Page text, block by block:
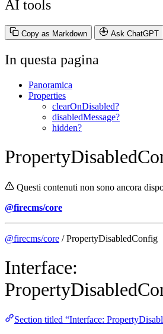
AI tools
Copy as Markdown Ask ChatGPT
In questa pagina
Panoramica
Properties
clearOnDisabled?
disabledMessage?
hidden?
Questi contenuti non sono ancora
@firecms/core
@firecms/core / PropertyDisabledConfig
Interface:
Section titled “Interface: